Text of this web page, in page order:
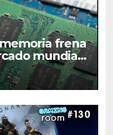
frena
mundial